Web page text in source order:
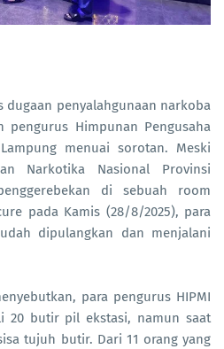
dugaan penyalahgunaan narkoba
pengurus Himpunan Pengusaha
menuai sorotan. Meski
Narkotika Nasional Provinsi
di sebuah room
pada Kamis (28/8/2025), para
dipulangkan dan menjalani
para pengurus HIPMI
20 butir pil ekstasi, namun saat
tujuh butir. Dari 11 orang yang